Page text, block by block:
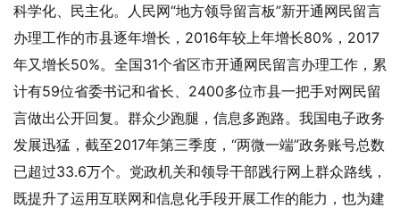
科学化、民主化。人民网“地方领导留言板”新开通网民留言
办理工作的市县逐年增长，2016年较上年增长80%，2017
年又增长50%。全国31个省区市开通网民留言办理工作，累
计有59位省委书记和省长、2400多位市县一把手对网民留
言做出公开回复。群众少跑腿，信息多跑路。我国电子政务
发展迅猛，截至2017年第三季度，“两微一端”政务账号总数
已超过33.6万个。党政机关和领导干部践行网上群众路线，
既提升了运用互联网和信息化手段开展工作的能力，也为建